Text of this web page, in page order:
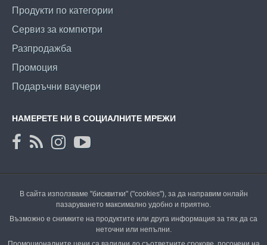
Продукти по категории
Сервиз за компютри
Разпродажба
Промоция
Подаръчни ваучери
НАМЕРЕТЕ НИ В СОЦИАЛНИТЕ МРЕЖИ
В сайта използваме "бисквитки" ("cookies"), за да направим онлайн
пазаруването максимално удобно и приятно.
Възможно е снимките на продуктите или друга информация за тях да са
неточни или непълни.